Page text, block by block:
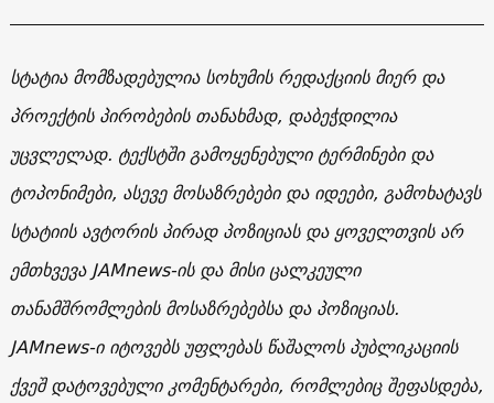
სტატია მომზადებულია სოხუმის რედაქციის მიერ და
პროექტის პირობების თანახმად, დაბეჭდილია
უცვლელად. ტექსტში გამოყენებული ტერმინები და
ტოპონიმები, ასევე მოსაზრებები და იდეები, გამოხატავს
სტატიის ავტორის პირად პოზიციას და ყოველთვის არ
ემთხვევა JAMnews-ის და მისი ცალკეული
თანამშრომლების მოსაზრებებსა და პოზიციას.
JAMnews-ი იტოვებს უფლებას წაშალოს პუბლიკაციის
ქვეშ დატოვებული კომენტარები, რომლებიც შეფასდება,